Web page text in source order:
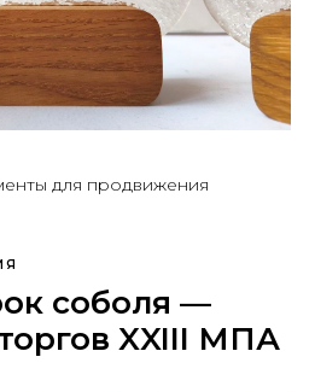
для продвижения
соболя —
XXIII МПА